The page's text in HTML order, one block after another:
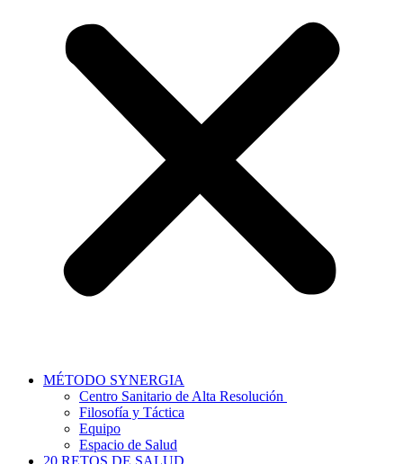
MÉTODO SYNERGIA
Centro Sanitario de Alta Resolución
Filosofía y Táctica
Equipo
Espacio de Salud
20 RETOS DE SALUD